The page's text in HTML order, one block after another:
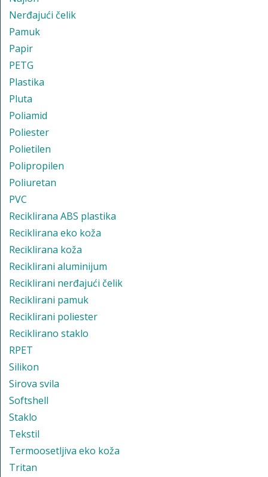
Nerđajući čelik
Pamuk
Papir
PETG
Plastika
Pluta
Poliamid
Poliester
Polietilen
Polipropilen
Poliuretan
PVC
Reciklirana ABS plastika
Reciklirana eko koža
Reciklirana koža
Reciklirani aluminijum
Reciklirani nerđajući čelik
Reciklirani pamuk
Reciklirani poliester
Reciklirano staklo
RPET
Silikon
Sirova svila
Softshell
Staklo
Tekstil
Termoosetljiva eko koža
Tritan